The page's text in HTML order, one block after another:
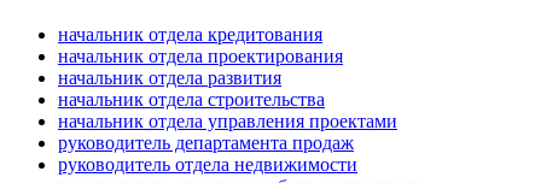
начальник отдела кредитования
начальник отдела проектирования
начальник отдела развития
начальник отдела строительства
начальник отдела управления проектами
руководитель департамента продаж
руководитель отдела недвижимости